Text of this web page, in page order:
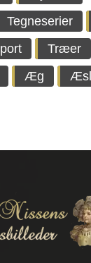
Tegneserier
Træer
Æg